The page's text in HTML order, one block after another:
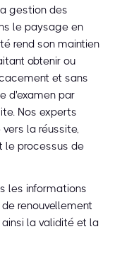
gestion des
le paysage en
rend son maintien
obtenir ou
et sans
d'examen par
Nos experts
la réussite,
le processus de
les informations
renouvellement
la validité et la